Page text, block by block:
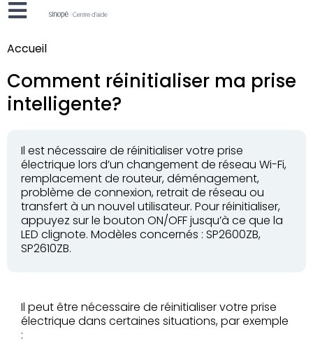
Accueil
Comment réinitialiser ma prise
intelligente?
Il est nécessaire de réinitialiser votre prise
électrique lors d’un changement de réseau Wi-Fi,
remplacement de routeur, déménagement,
problème de connexion, retrait de réseau ou
transfert à un nouvel utilisateur. Pour réinitialiser,
appuyez sur le bouton ON/OFF jusqu’à ce que la
LED clignote. Modèles concernés : SP2600ZB,
SP2610ZB.
Il peut être nécessaire de réinitialiser votre prise
électrique dans certaines situations, par exemple
: